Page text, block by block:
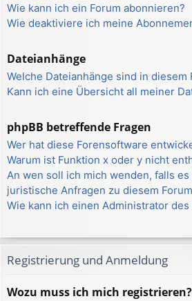
Wie kann ich ein Forum abonnieren?
Wie deaktiviere ich meine
Dateianhänge
Welche Dateianhänge sind in diesem
Kann ich eine Übersicht all meiner
phpBB betreffende Fragen
Wer hat diese Forensoftware
Warum ist Funktion x oder y nicht
An wen soll ich mich wenden, falls
juristische Anfragen zu diesem
Wie kann ich einen Administrator
Registrierung und Anmeldung
Wozu muss ich mich registrieren?